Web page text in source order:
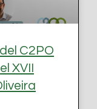
C2PO
XVII